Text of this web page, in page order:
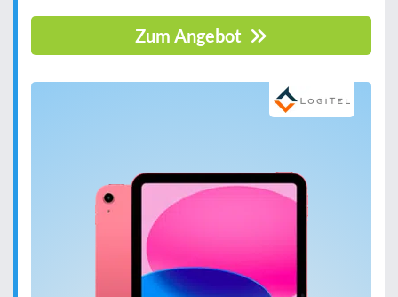
Zum Angebot